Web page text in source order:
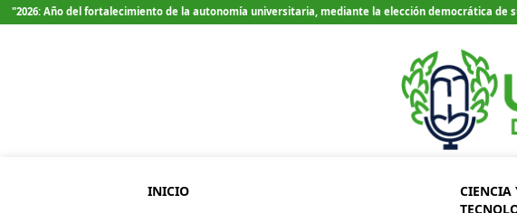
"2026: Año del fortalecimiento de la autonomía universitaria, mediante la elección democrática de
INICIO
CIENCIA